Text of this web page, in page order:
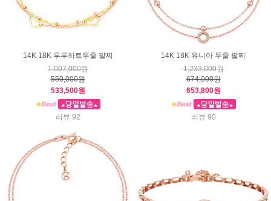
14K 18K 루루하트두줄 팔찌
1,007,000원
550,000원
533,500원
리뷰 92
14K 18K 유니아 두줄 팔찌
1,233,000원
674,000원
653,800원
리뷰 90